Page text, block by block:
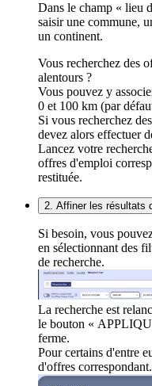
Dans le champ « lieu
saisir une commune,
un continent.
Vous recherchez des
alentours ?
Vous pouvez y
0 et 100 km (par
Si vous recherchez
devez alors effectuer
Lancez votre
offres d'emploi
restituée.
2. Affiner les résultats
Si besoin, vous
en sélectionnant des
de recherche.
La recherche est
le bouton «
ferme.
Pour certains d'entre
d'offres correspondant.